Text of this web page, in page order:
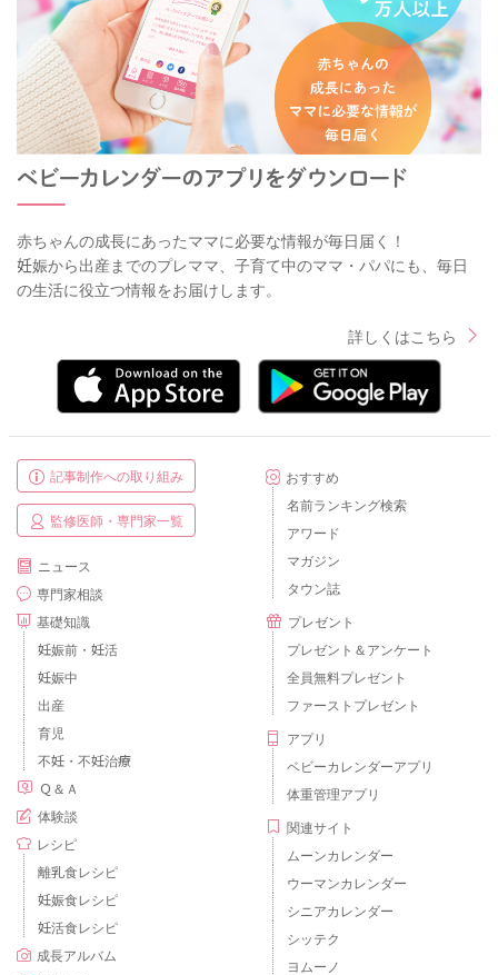
赤ちゃんの成長にあったママに必要な情報が毎日届く！
妊娠から出産までのプレママ、子育て中のママ・パパにも、毎日
の生活に役立つ情報をお届けします。
詳しくはこちら
記事制作への取り組み
監修医師・専門家一覧
ニュース
専門家相談
基礎知識
妊娠前・妊活
妊娠中
出産
育児
不妊・不妊治療
Ｑ＆Ａ
体験談
レシピ
離乳食レシピ
妊娠食レシピ
妊活食レシピ
成長アルバム
おすすめ
名前ランキング検索
アワード
マガジン
タウン誌
プレゼント
プレゼント＆アンケート
全員無料プレゼント
ファーストプレゼント
アプリ
ベビーカレンダーアプリ
体重管理アプリ
関連サイト
ムーンカレンダー
ウーマンカレンダー
シニアカレンダー
シッテク
ヨムーノ